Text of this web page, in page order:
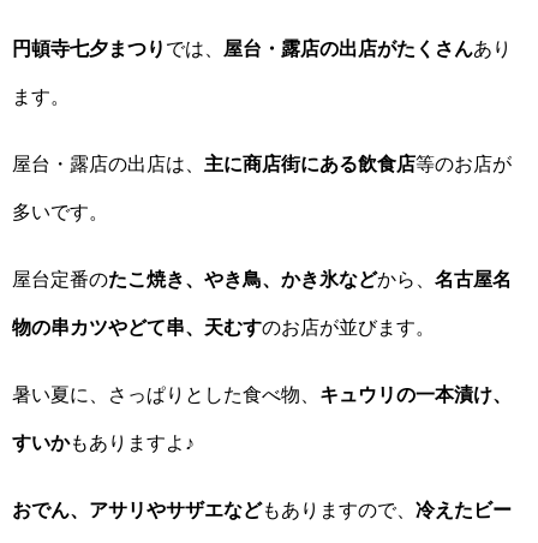
円頓寺七夕まつり では、 屋台・露店の出店がたくさんあり
ます。
屋台・露店の出店は、 主に商店街にある飲食店等のお店が
多いです。
屋台定番のたこ焼き、やき鳥、かき氷などから、 名古屋名
物の串カツやどて串、天むすのお店が並びます。
暑い夏に、さっぱりとした食べ物、 キュウリの一本漬け、
すいかもありますよ♪
おでん、アサリやサザエなどもありますので、 冷えたビー